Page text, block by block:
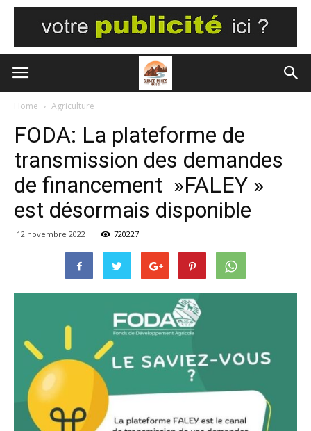
Home Agriculture
FODA: La plateforme de
transmission des demandes
de financement »FALEY »
est désormais disponible
12 novembre 2022 720227